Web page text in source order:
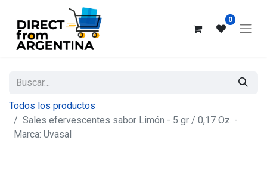
0
Todos los productos
Sales efervescentes sabor Limón - 5 gr / 0,17 Oz. -
Marca: Uvasal